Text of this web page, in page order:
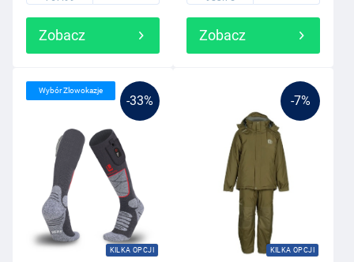
Zobacz Zobacz
-33%
KILKA OPCJI
Wybór Zlowokazje
-7%
KILKA OPCJI